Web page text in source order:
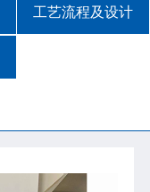
工艺流程及设计